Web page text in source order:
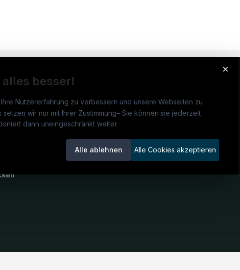
×
besser!
Ihre Nutzererfahrung zu verbessern und unsere Webseiten zu
wir nur mit Ihrer Zustimmung– Sie können sie jederzeit
dann uneingeschränkt weiter
Alle ablehnen Alle Cookies akzeptieren
Jobs
Jobkategorien Kandidaten finden